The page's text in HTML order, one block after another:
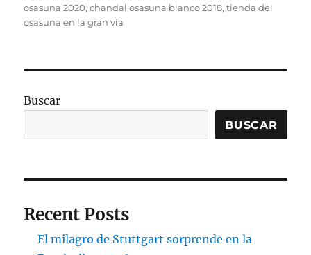
el
osasuna 2020,chandal osasuna blanco 2018,tienda del
osasuna en la gran via
Buscar
BUSCAR
Recent Posts
El milagro de Stuttgart sorprende en la